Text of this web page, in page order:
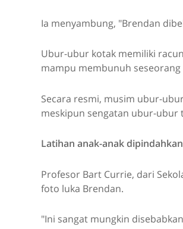
Ia menyambung, "Brendan
Ubur-ubur kotak memiliki
mampu membunuh
Secara resmi, musim ubur-
meskipun sengatan ubur-
Latihan anak-anak
Profesor Bart Currie, dari
foto luka Brendan.
"Ini sangat mungkin